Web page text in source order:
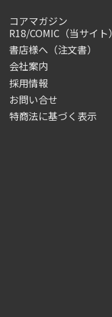
コアマガジン
R18/COMIC （当サイト）
書店様へ（注文書）
会社案内
採用情報
お問い合せ
特商法に基づく表示